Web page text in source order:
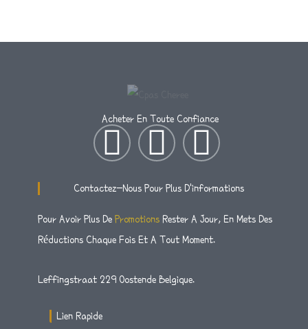
Acheter En Toute Confiance
I
N
S
T
A
T
W
I
T
T
F
A
C
E
Contactez-Nous Pour Plus D'informations
Pour Avoir Plus De Promotions Rester A Jour, En Mets Des
Réductions Chaque Fois Et A Tout Moment.
Leffingstraat 229 Oostende Belgique.
Lien Rapide